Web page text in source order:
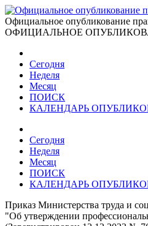
Официальное опубликование
ОФИЦИАЛЬНОЕ
Сегодня
Неделя
Месяц
ПОИСК
КАЛЕНДАРЬ
Сегодня
Неделя
Месяц
ПОИСК
КАЛЕНДАРЬ
Приказ Министерства труда и
"Об утверждении